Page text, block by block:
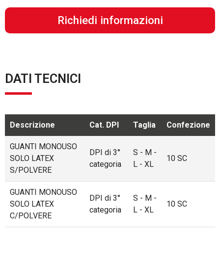
Richiedi informazioni
DATI TECNICI
Descrizione Cat. DPI Taglia Confezione
GUANTI MONOUSO
SOLO LATEX
S/POLVERE
DPI di 3°
categoria
S - M -
L - XL
10 SC
GUANTI MONOUSO
SOLO LATEX
C/POLVERE
DPI di 3°
categoria
S - M -
L - XL
10 SC